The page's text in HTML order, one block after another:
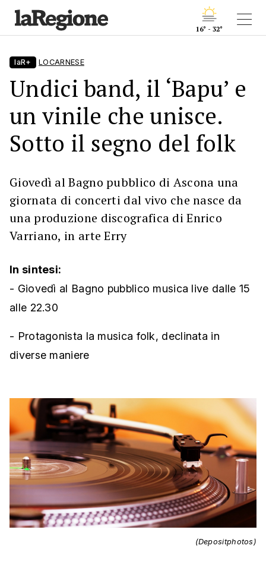
16° - 32°
laR+ LOCARNESE
Undici band, il ‘Bapu’ e
un vinile che unisce.
Sotto il segno del folk
Giovedì al Bagno pubblico di Ascona una
giornata di concerti dal vivo che nasce da
una produzione discografica di Enrico
Varriano, in arte Erry
In sintesi:
- Giovedì al Bagno pubblico musica live dalle 15
alle 22.30
- Protagonista la musica folk, declinata in
diverse maniere
(Depositphotos)